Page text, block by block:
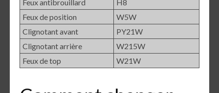
Feux antibrouillard
H8
Feux de position
W5W
Clignotant avant
PY21W
Clignotant arrière
W215W
Feux de top
W21W